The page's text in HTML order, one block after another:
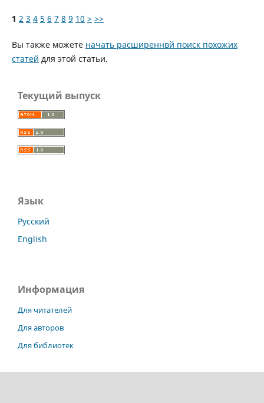
1 2 3 4 5 6 7 8 9 10 > >>
Вы также можете начать расширеннвй поиск похожих
статей для этой статьи.
Текущий выпуск
Язык
Русский
English
Информация
Для читателей
Для авторов
Для библиотек